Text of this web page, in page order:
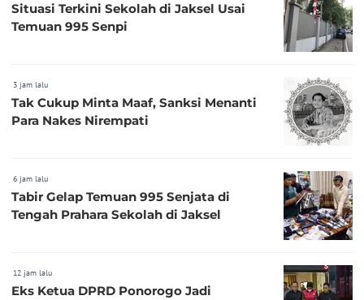
Situasi Terkini Sekolah di Jaksel Usai
Temuan 995 Senpi
3 jam lalu
Tak Cukup Minta Maaf, Sanksi Menanti
Para Nakes Nirempati
6 jam lalu
Tabir Gelap Temuan 995 Senjata di
Tengah Prahara Sekolah di Jaksel
12 jam lalu
Eks Ketua DPRD Ponorogo Jadi